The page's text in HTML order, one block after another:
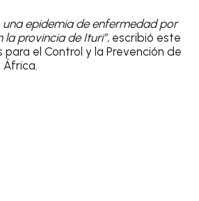
una epidemia de enfermedad por
la provincia de Ituri”, escribió este
para el Control y la Prevención de